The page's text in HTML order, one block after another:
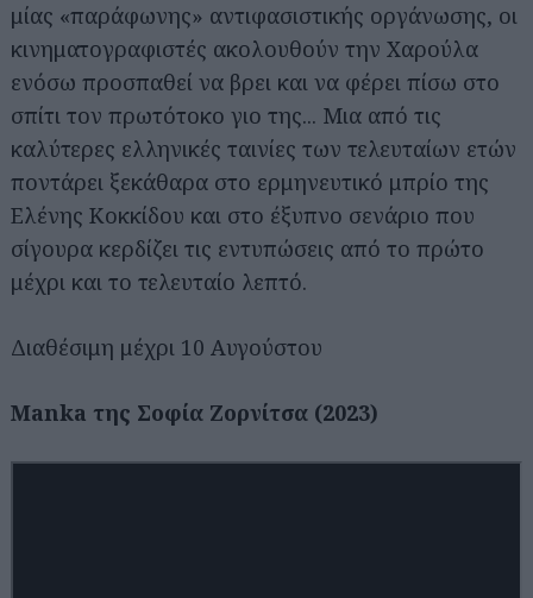
μίας «παράφωνης» αντιφασιστικής οργάνωσης, οι
κινηματογραφιστές ακολουθούν την Χαρούλα
ενόσω προσπαθεί να βρει και να φέρει πίσω στο
σπίτι τον πρωτότοκο γιο της... Μια από τις
καλύτερες ελληνικές ταινίες των τελευταίων ετών
ποντάρει ξεκάθαρα στο ερμηνευτικό μπρίο της
Ελένης Κοκκίδου και στο έξυπνο σενάριο που
σίγουρα κερδίζει τις εντυπώσεις από το πρώτο
μέχρι και το τελευταίο λεπτό.
Διαθέσιμη μέχρι 10 Αυγούστου
Μanka της Σοφία Ζορνίτσα (2023)